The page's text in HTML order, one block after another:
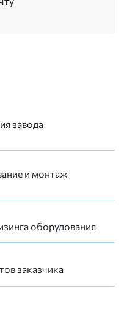
завода
и монтаж
оборудования
заказчика